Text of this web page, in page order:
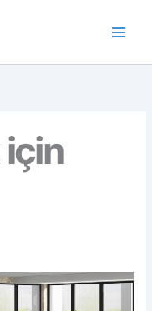
için